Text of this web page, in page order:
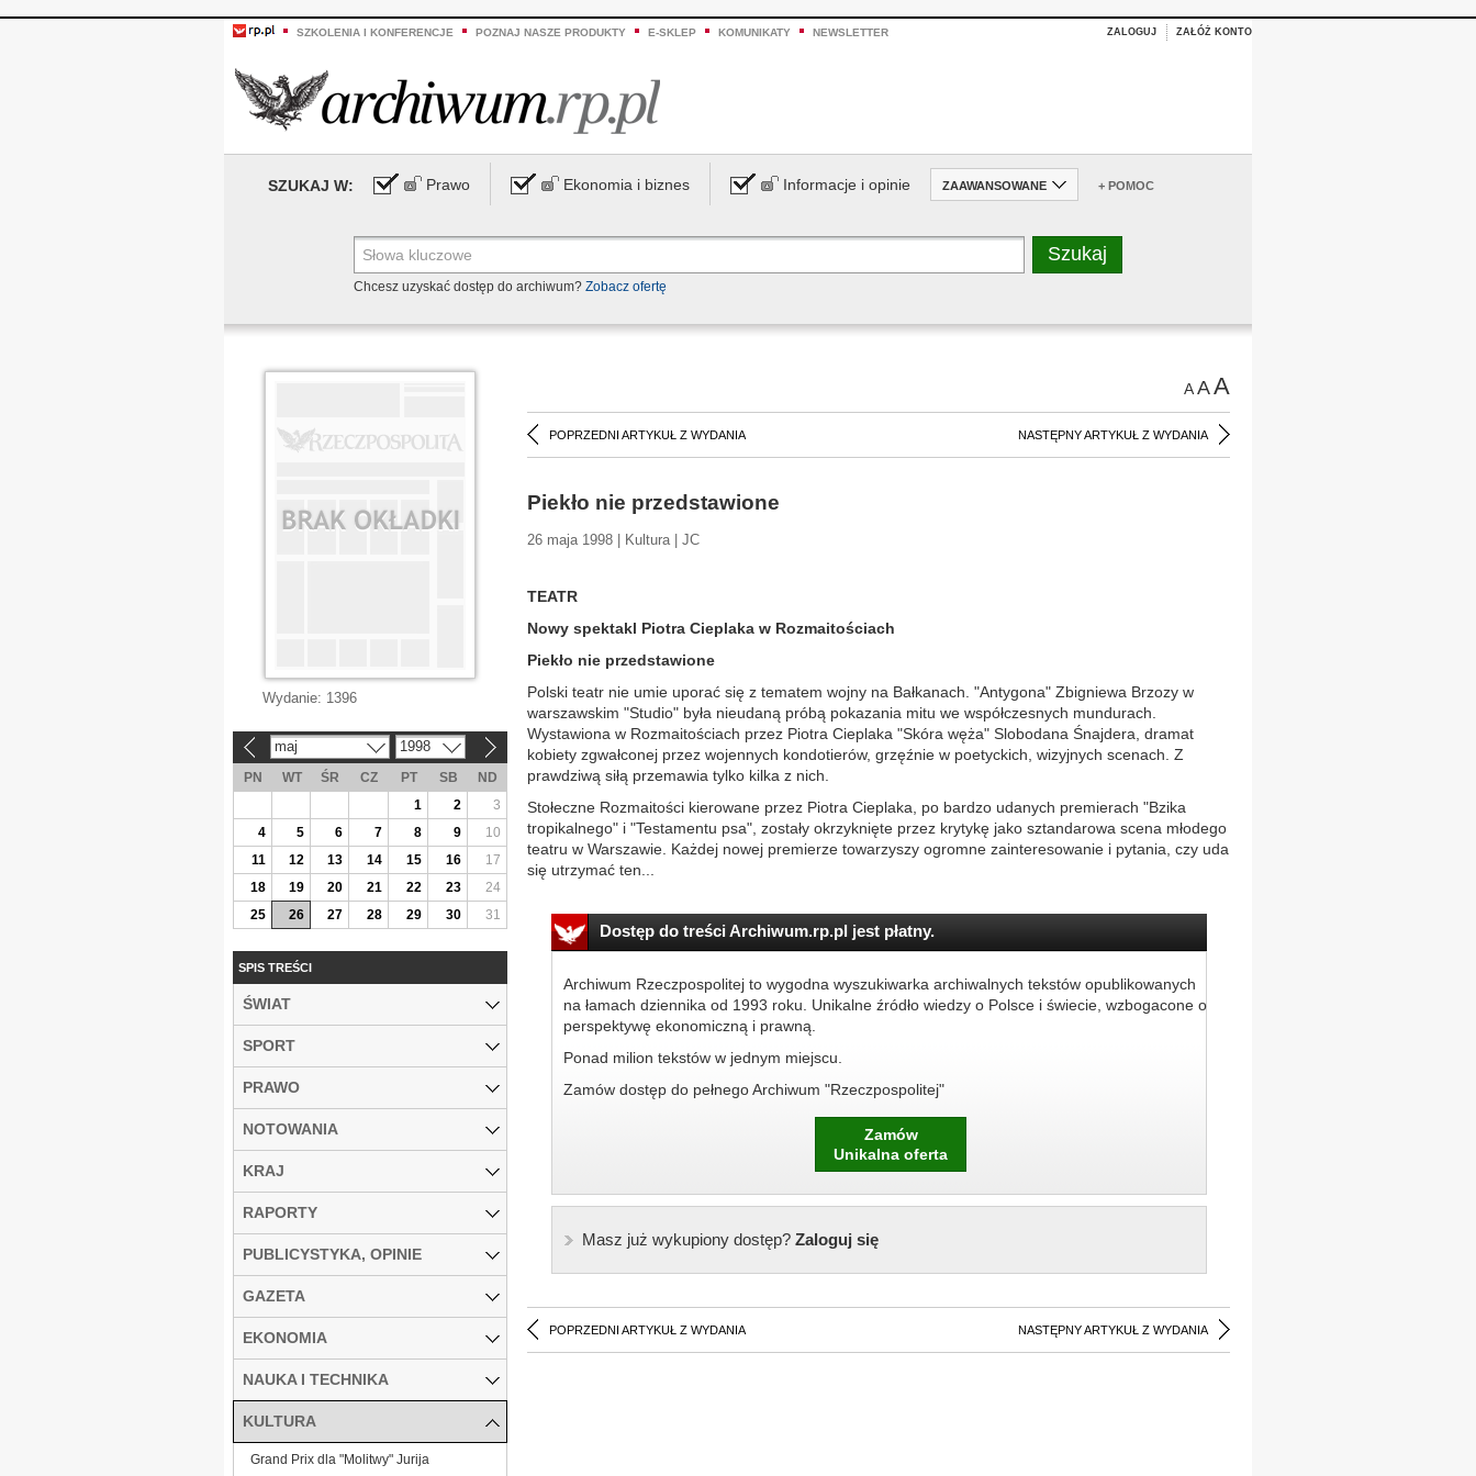
SZKOLENIA I KONFERENCJE POZNAJ NASZE PRODUKTY E-SKLEP KOMUNIKATY NEWSLETTER ZALOGUJ ZAŁÓŻ KONTO
SZUKAJ W: Prawo Ekonomia i biznes Informacje i opinie ZAAWANSOWANE + POMOC
Chcesz uzyskać dostęp do archiwum? Zobacz ofertę
AAA
POPRZEDNI ARTYKUŁ Z WYDANIA NASTĘPNY ARTYKUŁ Z WYDANIA
Piekło nie przedstawione
26 maja 1998 | Kultura | JC
TEATR
Nowy spektakl Piotra Cieplaka w Rozmaitościach
Piekło nie przedstawione
Polski teatr nie umie uporać się z tematem wojny na Bałkanach. "Antygona" Zbigniewa Brzozy w
warszawskim "Studio" była nieudaną próbą pokazania mitu we współczesnych mundurach.
Wystawiona w Rozmaitościach przez Piotra Cieplaka "Skóra węża" Slobodana Śnajdera, dramat
kobiety zgwałconej przez wojennych kondotierów, grzęźnie w poetyckich, wizyjnych scenach. Z
prawdziwą siłą przemawia tylko kilka z nich.
Stołeczne Rozmaitości kierowane przez Piotra Cieplaka, po bardzo udanych premierach "Bzika
tropikalnego" i "Testamentu psa", zostały okrzyknięte przez krytykę jako sztandarowa scena młodego
teatru w Warszawie. Każdej nowej premierze towarzyszy ogromne zainteresowanie i pytania, czy uda
się utrzymać ten...
Dostęp do treści Archiwum.rp.pl jest płatny.
Archiwum Rzeczpospolitej to wygodna wyszukiwarka archiwalnych tekstów opublikowanych
na łamach dziennika od 1993 roku. Unikalne źródło wiedzy o Polsce i świecie, wzbogacone o
perspektywę ekonomiczną i prawną.
Ponad milion tekstów w jednym miejscu.
Zamów dostęp do pełnego Archiwum "Rzeczpospolitej"
Zamów
Unikalna oferta
Masz już wykupiony dostęp?Zaloguj się
POPRZEDNI ARTYKUŁ Z WYDANIA NASTĘPNY ARTYKUŁ Z WYDANIA
Wydanie: 1396
maj 1998
PN WT ŚR CZ PT SB
ND
1
2
3
4
5 6 7 8 9
10
11
12 13 14 15 16
17
18
19 20 21 22 23
24
25
26 27 28 29 30 31
SPIS TREŚCI
ŚWIAT
SPORT
PRAWO
NOTOWANIA
KRAJ
RAPORTY
PUBLICYSTYKA, OPINIE
GAZETA
EKONOMIA
NAUKA I TECHNIKA
KULTURA
Grand Prix dla "Molitwy" Jurija